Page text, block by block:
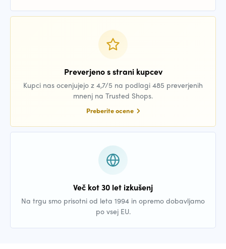
Preverjeno s strani kupcev
Kupci nas ocenjujejo z 4,7/5 na podlagi 485 preverjenih
mnenj na Trusted Shops.
Preberite ocene
Več kot 30 let izkušenj
Na trgu smo prisotni od leta 1994 in opremo dobavljamo
po vsej EU.